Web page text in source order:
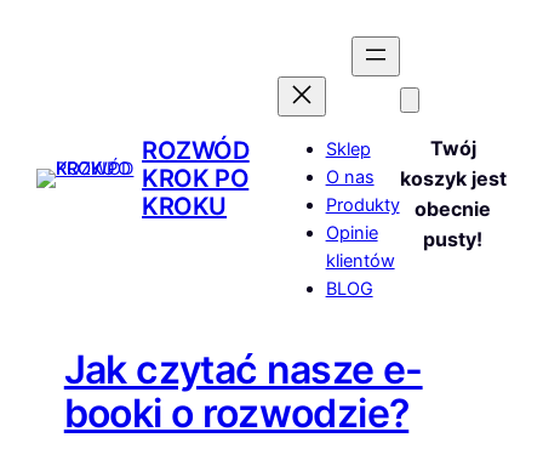
ROZWÓD
KROK PO
KROKU
Sklep
O nas
Produkty
Opinie
klientów
BLOG
Twój
koszyk jest
obecnie
pusty!
Jak czytać nasze e-
booki o rozwodzie?